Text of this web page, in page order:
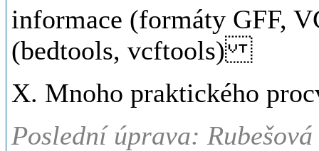
informace (formáty GFF,
(bedtools, vcftools)
X. Mnoho praktického
Poslední úprava: